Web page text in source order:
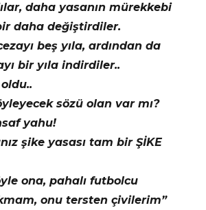
daha yasanın mürekkebi
daha değiştirdiler.
beş yıla, ardından da
bir yıla indirdiler..
sözü olan var mı?
yahu!
şike yasası tam bir ŞİKE
ona, pahalı futbolcu
onu tersten çivilerim”